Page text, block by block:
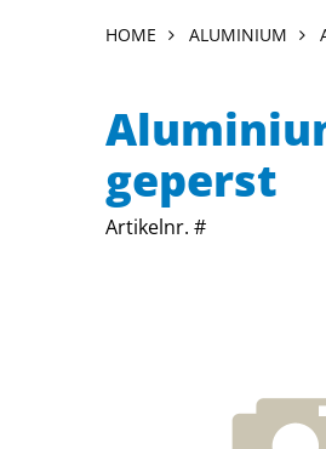
HOME ALUMINIUM
geperst
Artikelnr. #